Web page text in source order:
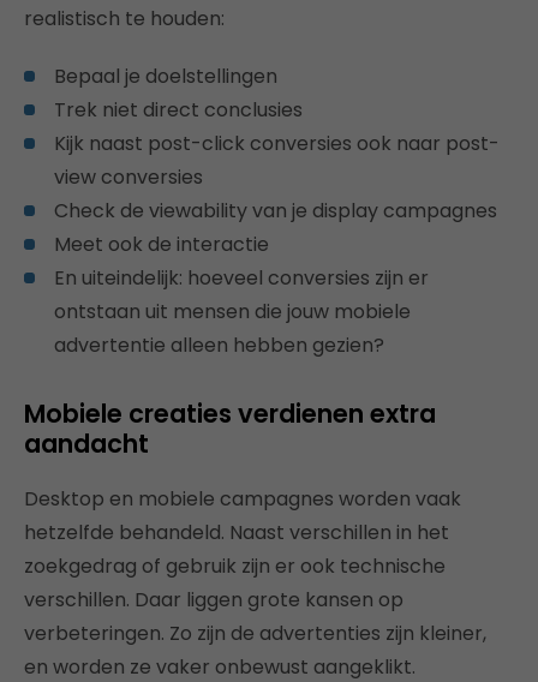
realistisch te houden:
Bepaal je doelstellingen
Trek niet direct conclusies
Kijk naast post-click conversies ook naar post-
view conversies
Check de viewability van je display campagnes
Meet ook de interactie
En uiteindelijk: hoeveel conversies zijn er
ontstaan uit mensen die jouw mobiele
advertentie alleen hebben gezien?
Mobiele creaties verdienen extra
aandacht
Desktop en mobiele campagnes worden vaak
hetzelfde behandeld. Naast verschillen in het
zoekgedrag of gebruik zijn er ook technische
verschillen. Daar liggen grote kansen op
verbeteringen. Zo zijn de advertenties zijn kleiner,
en worden ze vaker onbewust aangeklikt.